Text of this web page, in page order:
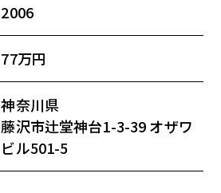
2006
77万円
神奈川県
藤沢市辻堂神台1-3-39 オザワ
ビル501-5